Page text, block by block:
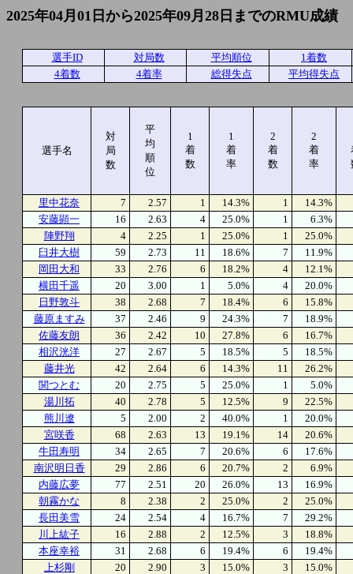
2025年04月01日から2025年09月28日までのRMU成績
選手ID 対局数 平均順位
1着数
4着数
4着率 総得失点 平均得失点
選手名
対
局
数
平
均
順
位
1
着
数
1
着
率
2
着
数
2
着
率
里中花奈 7 2.57 1 14.3% 1
14.3%
安藤顕一
16 2.63 4 25.0% 1
6.3%
陣野翔
4 2.25 1 25.0% 1
25.0%
臼井大樹
59 2.73 11 18.6% 7
11.9%
岡田大和
33 2.76 6 18.2% 4
12.1%
横田千遥
20 3.00 1 5.0% 4
20.0%
日野敦斗
38 2.68 7 18.4% 6
15.8%
藤原ますみ
37 2.46 9 24.3% 7
18.9%
佐藤友朗
36 2.42 10 27.8% 6
16.7%
相沢洸洋
27 2.67 5 18.5% 5
18.5%
藤井光
42 2.64 6 14.3% 11
26.2%
関つとむ
20 2.75 5 25.0% 1
5.0%
湯川拓
40 2.78 5 12.5% 9
22.5%
熊川遼
5 2.00 2 40.0% 1
20.0%
宮咲香
68 2.63 13 19.1% 14
20.6%
牛田寿明
34 2.65 7 20.6% 6
17.6%
南沢明日香
29 2.86 6 20.7% 2
6.9%
内藤広夢
77 2.51 20 26.0% 13
16.9%
朝霧かな
8 2.38 2 25.0% 2
25.0%
長田美雪
24 2.54 4 16.7% 7
29.2%
川上紘子
16 2.88 2 12.5% 3
18.8%
本座幸裕
31 2.68 6 19.4% 6
19.4%
上杉剛
20 2.90 3 15.0% 3
15.0%